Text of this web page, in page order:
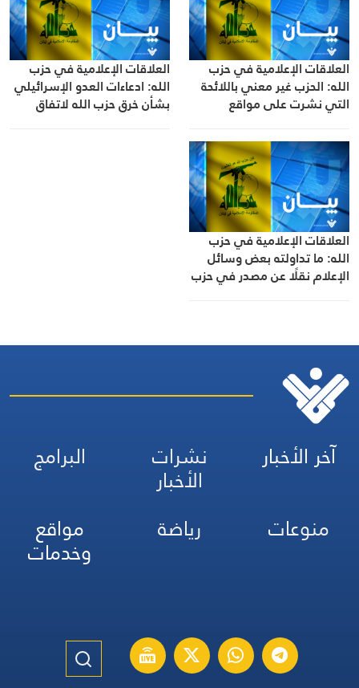
العلاقات الإعلامية في حزب
الله: الحزب غير معني باللائحة
التي نشرت على مواقع
الأسماء المتهمة بالعمالة
للعدو الصهيوني
العلاقات الإعلامية في حزب
الله: ادعاءات العدو الإسرائيلي
بشأن خرق حزب الله لاتفاق
العلاقات الإعلامية في حزب
الله: ما تداولته بعض وسائل
الإعلام نقلًا عن مصدر في حزب
آخر الأخبار نشرات
الأخبار
البرامج
منوعات
رياضة مواقع
وخدمات